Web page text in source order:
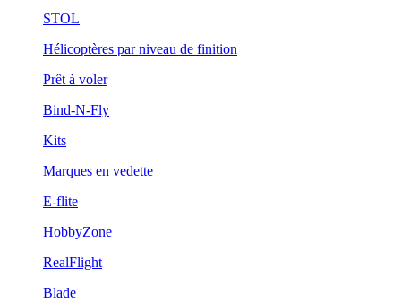
STOL
Hélicoptères par niveau de finition
Prêt à voler
Bind-N-Fly
Kits
Marques en vedette
E-flite
HobbyZone
RealFlight
Blade